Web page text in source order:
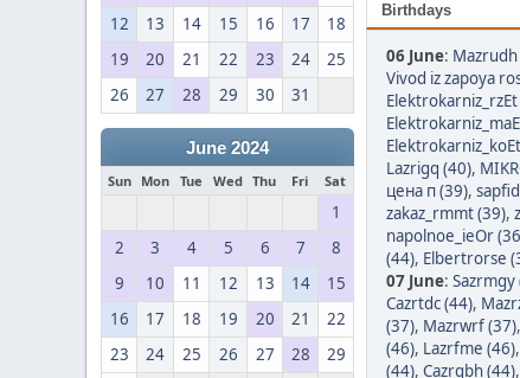
12
13 14 15 16 17
18
19
20 21 22 23 24
25
26
27 28 29 30 31
June 2024
Sun Mon Tue Wed Thu Fri Sat
1
2
3 4 5 6 7
8
9
10 11 12 13 14
15
16
17 18 19 20 21
22
23
24 25 26 27 28
29
Birthdays
06 June:
Vivod iz zapoya
Lazrigq (40),
цена п (39),
zakaz_rmmt (39),
napolnoe_ieOr
(44), Elbertrorse
07 June: Sazrmgy
Cazrtdc (44),
(37), Mazrwrf (37),
(46), Lazrfme (46),
(44), Cazrgbh (44),